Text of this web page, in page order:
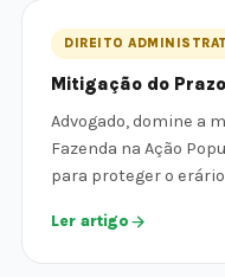
DIREITO
Mitigação do
Advogado, domine a
Fazenda na Ação
para proteger o
Ler artigo